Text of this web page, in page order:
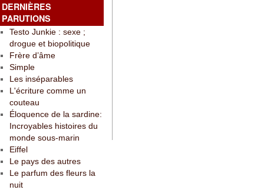
DERNIÈRES
PARUTIONS
Testo Junkie : sexe ;
drogue et biopolitique
Frère d’âme
Simple
Les inséparables
L'écriture comme un
couteau
Éloquence de la sardine:
Incroyables histoires du
monde sous-marin
Eiffel
Le pays des autres
Le parfum des fleurs la
nuit